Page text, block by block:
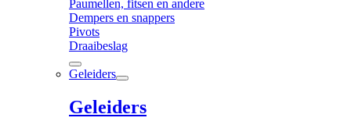
Paumellen, fitsen en andere
Dempers en snappers
Pivots
Draaibeslag
Geleiders
Geleiders